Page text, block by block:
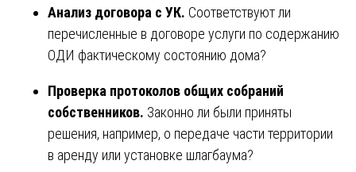
Анализ договора с УК. Соответствуют ли
перечисленные в договоре услуги по содержанию
ОДИ фактическому состоянию дома?
Проверка протоколов общих собраний
собственников. Законно ли были приняты
решения, например, о передаче части территории
в аренду или установке шлагбаума?